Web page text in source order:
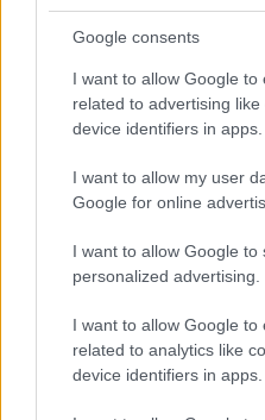
Google consents
I want to allow Google to
related to advertising
device identifiers in apps.
I want to allow my user
Google for online
I want to allow Google to
personalized advertising.
I want to allow Google to
related to analytics like
device identifiers in apps.
Continua a